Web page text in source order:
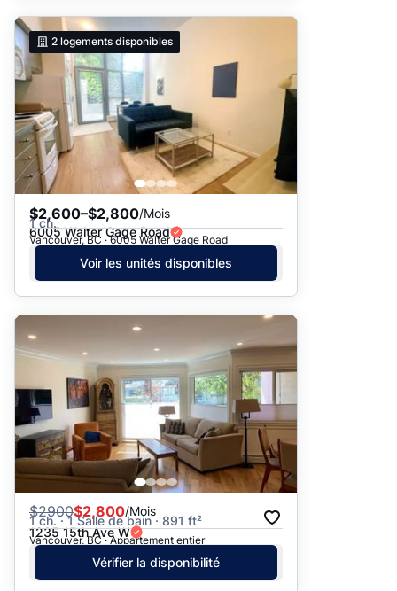
2 logements disponibles
$2,600–$2,800/Mois
1 ch.
6005 Walter Gage Road
Vancouver, BC · 6005 Walter Gage Road
Voir les unités disponibles
$2900$2,800/Mois
1 ch. · 1 Salle de bain · 891 ft²
1235 15th Ave W
Vancouver, BC · Appartement entier
Vérifier la disponibilité